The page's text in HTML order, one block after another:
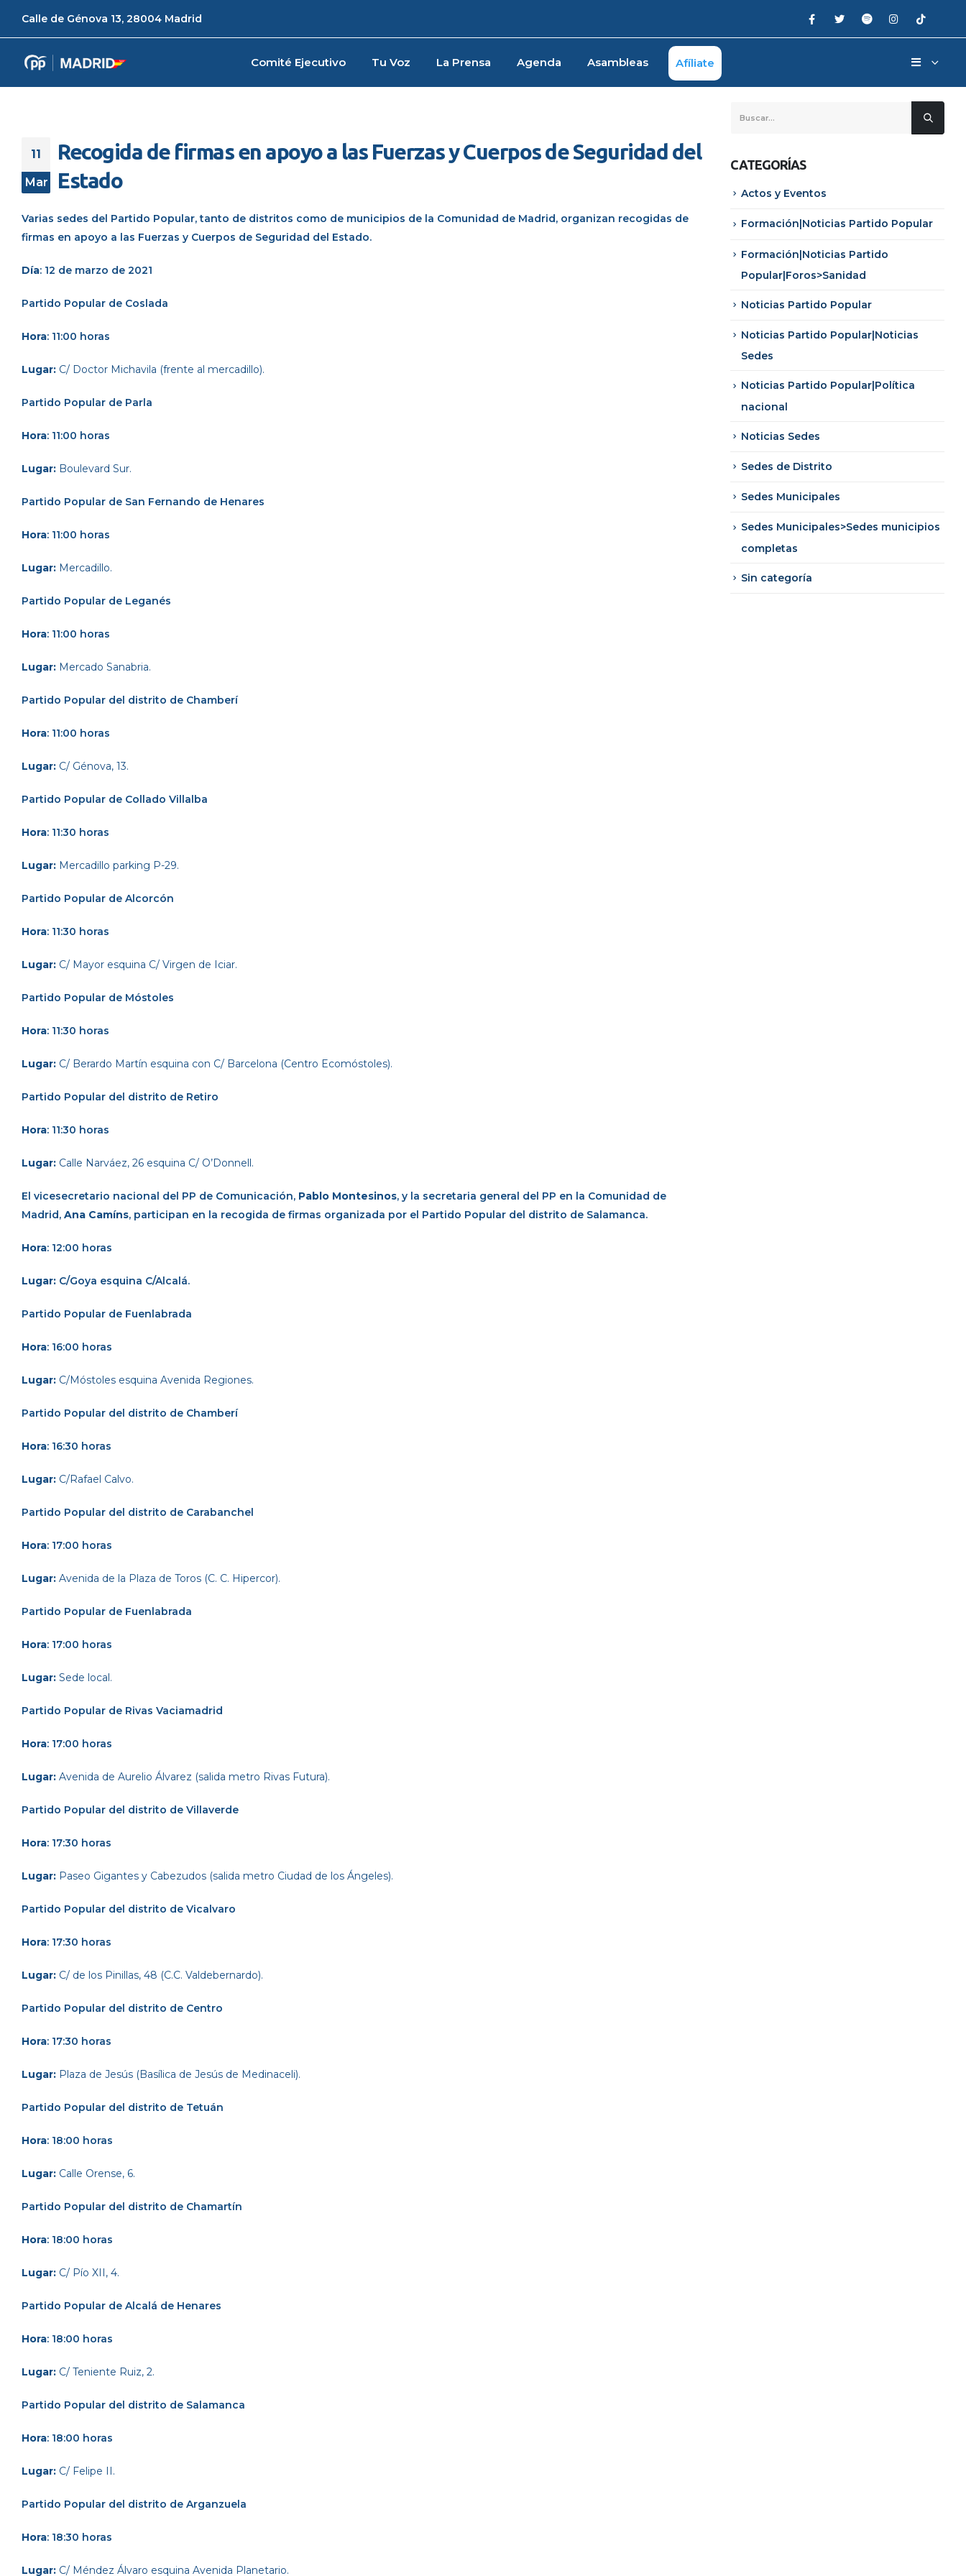
Calle de Génova 13, 28004 Madrid
Comité Ejecutivo Tu Voz La Prensa Agenda Asambleas Afíliate
11
Mar
Recogida de firmas en apoyo a las Fuerzas y Cuerpos de Seguridad del
Estado
Varias sedes del Partido Popular, tanto de distritos como de municipios de la Comunidad de Madrid, organizan recogidas de
firmas en apoyo a las Fuerzas y Cuerpos de Seguridad del Estado.
Día: 12 de marzo de 2021
Partido Popular de Coslada
Hora: 11:00 horas
Lugar: C/ Doctor Michavila (frente al mercadillo).
Partido Popular de Parla
Hora: 11:00 horas
Lugar: Boulevard Sur.
Partido Popular de San Fernando de Henares
Hora: 11:00 horas
Lugar: Mercadillo.
Partido Popular de Leganés
Hora: 11:00 horas
Lugar: Mercado Sanabria.
Partido Popular del distrito de Chamberí
Hora: 11:00 horas
Lugar: C/ Génova, 13.
Partido Popular de Collado Villalba
Hora: 11:30 horas
Lugar: Mercadillo parking P-29.
Partido Popular de Alcorcón
Hora: 11:30 horas
Lugar: C/ Mayor esquina C/ Virgen de Iciar.
Partido Popular de Móstoles
Hora: 11:30 horas
Lugar: C/ Berardo Martín esquina con C/ Barcelona (Centro Ecomóstoles).
Partido Popular del distrito de Retiro
Hora: 11:30 horas
Lugar: Calle Narváez, 26 esquina C/ O’Donnell.
El vicesecretario nacional del PP de Comunicación, Pablo Montesinos, y la secretaria general del PP en la Comunidad de
Madrid, Ana Camíns, participan en la recogida de firmas organizada por el Partido Popular del distrito de Salamanca.
Hora: 12:00 horas
Lugar: C/Goya esquina C/Alcalá.
Partido Popular de Fuenlabrada
Hora: 16:00 horas
Lugar: C/Móstoles esquina Avenida Regiones.
Partido Popular del distrito de Chamberí
Hora: 16:30 horas
Lugar: C/Rafael Calvo.
Partido Popular del distrito de Carabanchel
Hora: 17:00 horas
Lugar: Avenida de la Plaza de Toros (C. C. Hipercor).
Partido Popular de Fuenlabrada
Hora: 17:00 horas
Lugar: Sede local.
Partido Popular de Rivas Vaciamadrid
Hora: 17:00 horas
Lugar: Avenida de Aurelio Álvarez (salida metro Rivas Futura).
Partido Popular del distrito de Villaverde
Hora: 17:30 horas
Lugar: Paseo Gigantes y Cabezudos (salida metro Ciudad de los Ángeles).
Partido Popular del distrito de Vicalvaro
Hora: 17:30 horas
Lugar: C/ de los Pinillas, 48 (C.C. Valdebernardo).
Partido Popular del distrito de Centro
Hora: 17:30 horas
Lugar: Plaza de Jesús (Basílica de Jesús de Medinaceli).
Partido Popular del distrito de Tetuán
Hora: 18:00 horas
Lugar: Calle Orense, 6.
Partido Popular del distrito de Chamartín
Hora: 18:00 horas
Lugar: C/ Pío XII, 4.
Partido Popular de Alcalá de Henares
Hora: 18:00 horas
Lugar: C/ Teniente Ruiz, 2.
Partido Popular del distrito de Salamanca
Hora: 18:00 horas
Lugar: C/ Felipe II.
Partido Popular del distrito de Arganzuela
Hora: 18:30 horas
Lugar: C/ Méndez Álvaro esquina Avenida Planetario.
CATEGORÍAS
Actos y Eventos
Formación|Noticias Partido Popular
Formación|Noticias Partido
Popular|Foros>Sanidad
Noticias Partido Popular
Noticias Partido Popular|Noticias
Sedes
Noticias Partido Popular|Política
nacional
Noticias Sedes
Sedes de Distrito
Sedes Municipales
Sedes Municipales>Sedes municipios
completas
Sin categoría